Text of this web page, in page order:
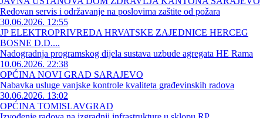
Redovan servis i održavanje na poslovima zaštite od požara
30.06.2026. 12:55
JP ELEKTROPRIVREDA HRVATSKE ZAJEDNICE HERCEG
BOSNE D.D....
Nadogradnja programskog dijela sustava uzbude agregata HE Rama
10.06.2026. 22:38
OPĆINA NOVI GRAD SARAJEVO
Nabavka usluge vanjske kontrole kvaliteta građevinskih radova
30.06.2026. 13:02
OPĆINA TOMISLAVGRAD